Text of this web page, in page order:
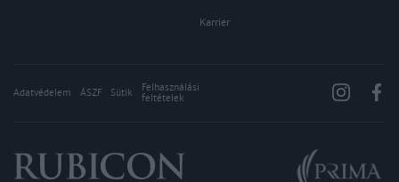
Karrier
Adatvédelem ÁSZF Sütik
Felhasználási
feltételek